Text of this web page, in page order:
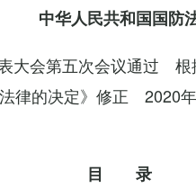
中华人民共和国国防
大会第五次会议通过
律的决定》修正 2020
目 录